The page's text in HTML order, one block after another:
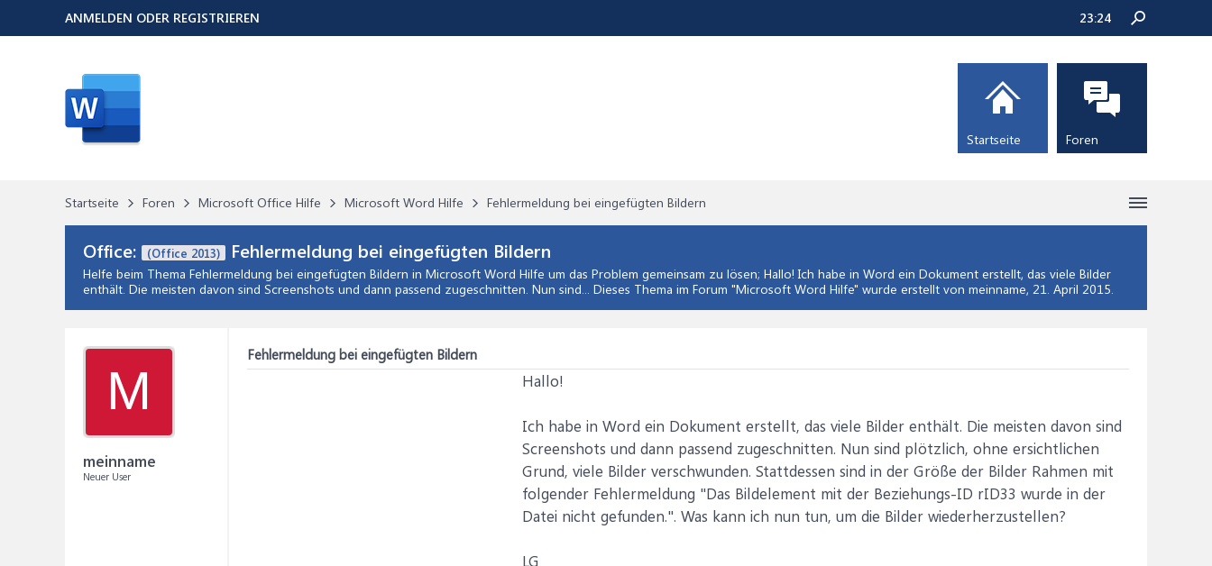
Startseite Foren Microsoft Office Hilfe Microsoft Word Hilfe Fehlermeldung bei eingefügten Bildern
Office: (Office 2013) Fehlermeldung bei eingefügten Bildern
Helfe beim Thema Fehlermeldung bei eingefügten Bildern in Microsoft Word Hilfe um das Problem gemeinsam zu lösen; Hallo! Ich habe in Word ein Dokument erstellt, das viele Bilder
enthält. Die meisten davon sind Screenshots und dann passend zugeschnitten. Nun sind... Dieses Thema im Forum "Microsoft Word Hilfe" wurde erstellt von meinname, 21. April 2015.
M
meinname
Neuer User
Fehlermeldung bei eingefügten Bildern
Hallo!
Ich habe in Word ein Dokument erstellt, das viele Bilder enthält. Die meisten davon sind
Screenshots und dann passend zugeschnitten. Nun sind plötzlich, ohne ersichtlichen
Grund, viele Bilder verschwunden. Stattdessen sind in der Größe der Bilder Rahmen mit
folgender Fehlermeldung "Das Bildelement mit der Beziehungs-ID rID33 wurde in der
Datei nicht gefunden.". Was kann ich nun tun, um die Bilder wiederherzustellen?
LG
ANMELDEN ODER REGISTRIEREN 23:25
Startseite Foren